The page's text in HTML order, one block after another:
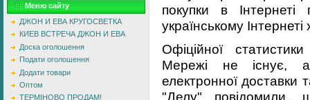
Меню сайту
ДЖОН И ЕВА КРУГОСВЕТКА
КИЕВ ВСТРЕЧА ДЖОН И ЕВА
Доска оголошення
Подати оголошення
Додати товари
Оптом
ТЕРМІНОВО ПРОДАМ!
покупки в
українському
Офіційної
Мережі не існує,
електронної доставки
"Делу" повідомили,